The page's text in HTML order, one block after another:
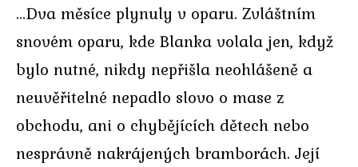
…Dva měsíce plynuly v oparu. Zvláštním
snovém oparu, kde Blanka volala jen, když
bylo nutné, nikdy nepřišla neohlášeně a
neuvěřitelné nepadlo slovo o mase z
obchodu, ani o chybějících dětech nebo
nesprávně nakrájených bramborách. Její